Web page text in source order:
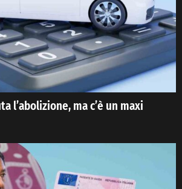
l’abolizione, ma c’è un maxi